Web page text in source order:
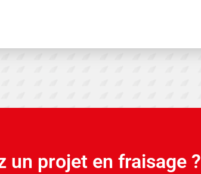
un projet en fraisage ?